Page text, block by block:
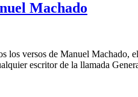
Machado
versos de Manuel Machado,
escritor de la llamada